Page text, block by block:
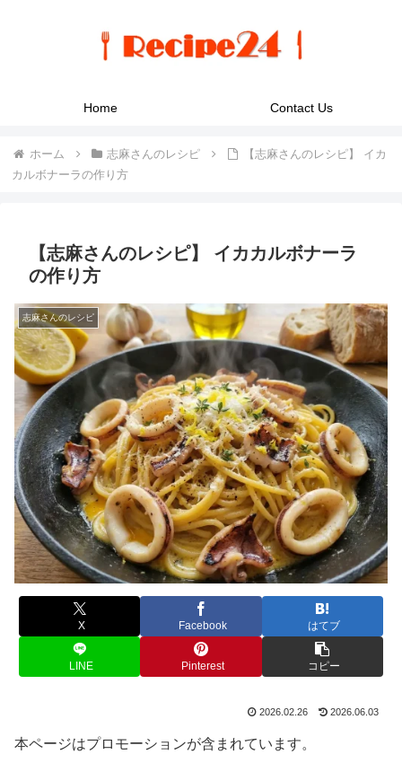
Home Contact Us
ホーム 志麻さんのレシピ
【志麻さんのレシピ】 イカ
カルボナーラの作り方
【志麻さんのレシピ】 イカカルボナーラ
の作り方
志麻さんのレシピ
X Facebook はてブ
LINE Pinterest コピー
2026.02.26 2026.06.03
本ページはプロモーションが含まれています。